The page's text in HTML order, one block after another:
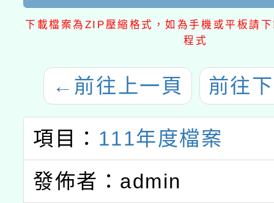
下載檔案為ZIP壓縮格式，如為手機或平板請
程式
← 前往上一頁 前往
項目： 111年度檔案
發佈者：admin